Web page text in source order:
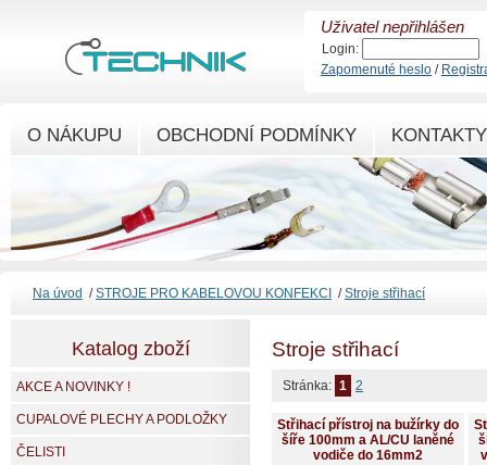
Stroje střihací
Stránka: 1 2
Střihací přístroj na bužírky do
šíře 100mm a AL/CU laněné
vodiče do 16mm2
Katalog zboží
AKCE A NOVINKY !
CUPALOVÉ PLECHY A PODLOŽKY
ČELISTI
Na úvod /STROJE PRO KABELOVOU KONFEKCI /Stroje střihací
O NÁKUPU OBCHODNÍ PODMÍNKY KONTAKTY
Uživatel nepřihlášen
Login:
Zapomenuté heslo /